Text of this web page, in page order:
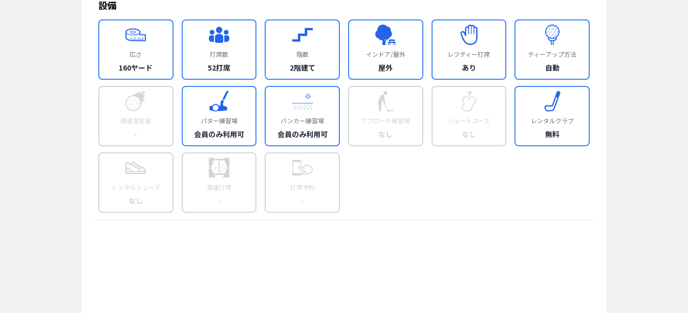
設備
広さ
160ヤード
打席数
52打席
階数
2階建て
インドア/屋外
屋外
レフティー打席
あり
ティーアップ方法
自動
弾道測定器
-
パター練習場
会員のみ利用可
バンカー練習場
会員のみ利用可
アプローチ練習場
なし
ショートコース
なし
レンタルクラブ
無料
レンタルシューズ
なし
個室打席
-
打席予約
-